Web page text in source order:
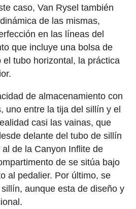
caso, Van Rysel también
de las mismas,
en las líneas del
que incluye una bolsa de
tubo horizontal, la práctica
de almacenamiento con
uno entre la tija del sillín y el
casi las vainas, que
delante del tubo de sillín
de la Canyon Inflite de
de se sitúa bajo
al pedalier. Por último, se
aunque esta de diseño y